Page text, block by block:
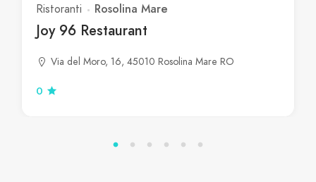
Ristoranti Rosolina Mare
Joy 96 Restaurant
Via del Moro, 16, 45010 Rosolina Mare RO
0